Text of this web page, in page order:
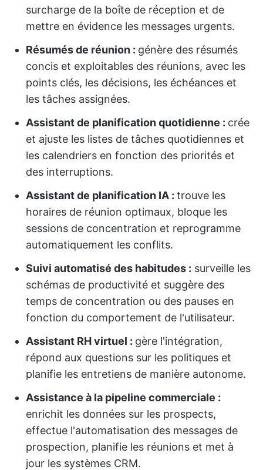
surcharge de la boîte de réception et de
mettre en évidence les messages urgents.
Résumés de réunion : génère des résumés
concis et exploitables des réunions, avec les
points clés, les décisions, les échéances et
les tâches assignées.
Assistant de planification quotidienne : crée
et ajuste les listes de tâches quotidiennes et
les calendriers en fonction des priorités et
des interruptions.
Assistant de planification IA : trouve les
horaires de réunion optimaux, bloque les
sessions de concentration et reprogramme
automatiquement les conflits.
Suivi automatisé des habitudes : surveille les
schémas de productivité et suggère des
temps de concentration ou des pauses en
fonction du comportement de l'utilisateur.
Assistant RH virtuel : gère l'intégration,
répond aux questions sur les politiques et
planifie les entretiens de manière autonome.
Assistance à la pipeline commerciale :
enrichit les données sur les prospects,
effectue l'automatisation des messages de
prospection, planifie les réunions et met à
jour les systèmes CRM.